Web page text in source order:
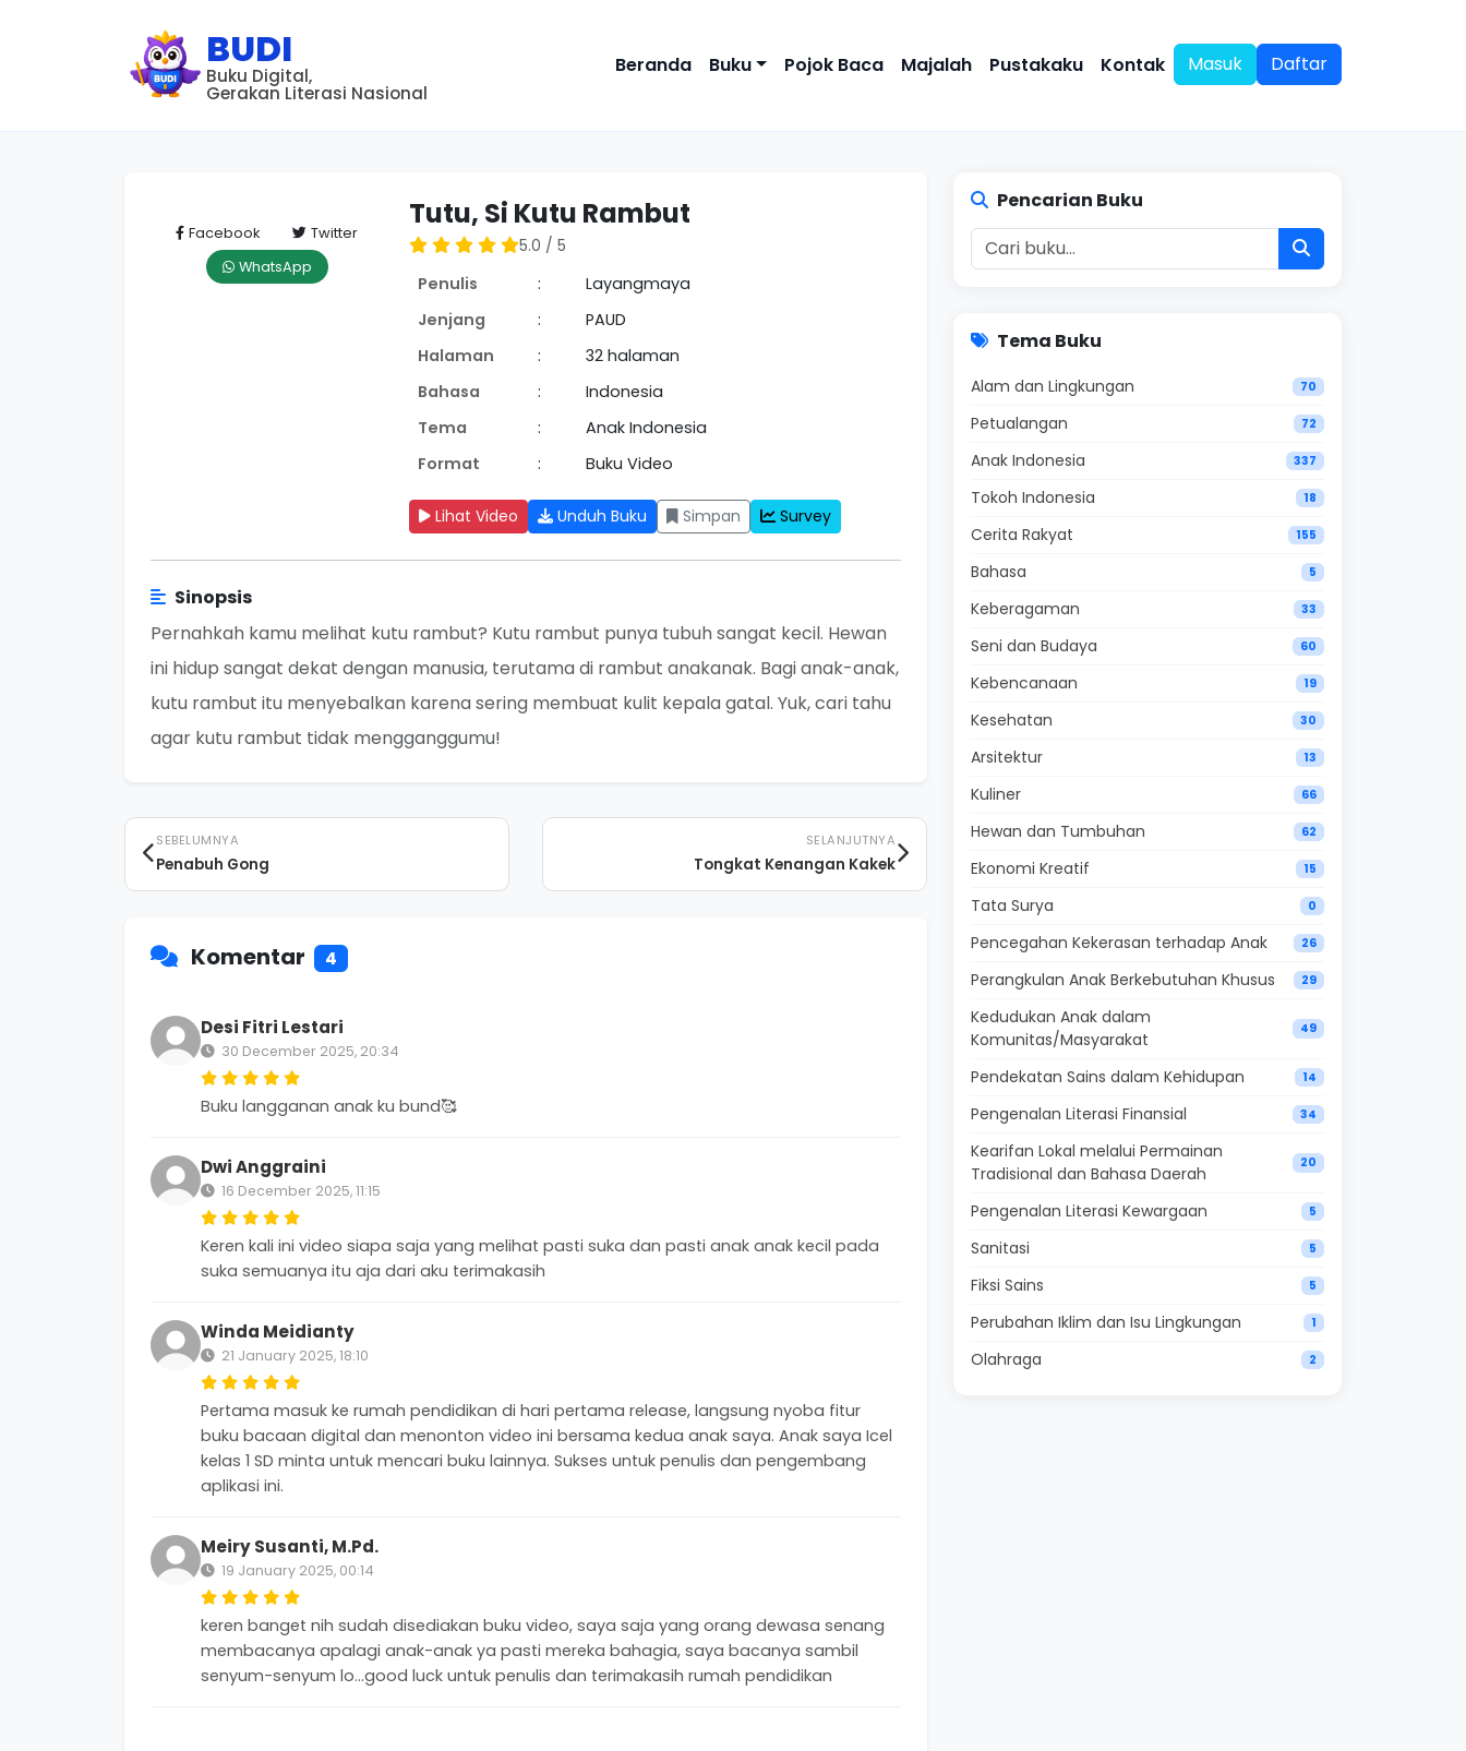
BUDI
Buku Digital,
Gerakan Literasi Nasional
Beranda Buku Pojok Baca Majalah Pustakaku Kontak Masuk Daftar
Anak Indonesia
Facebook
Twitter
WhatsApp
Tutu, Si Kutu Rambut
5.0 / 5
Penulis
:
Layangmaya
Jenjang
:
PAUD
Halaman
:
32 halaman
Bahasa
:
Indonesia
Tema
:
Anak Indonesia
Format
: Buku Video
Lihat Video Unduh Buku Simpan Survey
Sinopsis
Pernahkah kamu melihat kutu rambut? Kutu rambut punya tubuh sangat kecil. Hewan
ini hidup sangat dekat dengan manusia, terutama di rambut anakanak. Bagi anak-anak,
kutu rambut itu menyebalkan karena sering membuat kulit kepala gatal. Yuk, cari tahu
agar kutu rambut tidak mengganggumu!
SEBELUMNYA
Penabuh Gong
SELANJUTNYA
Tongkat Kenangan Kakek
Komentar 4
Desi Fitri Lestari
30 December 2025, 20:34
Buku langganan anak ku bund🥰
Dwi Anggraini
16 December 2025, 11:15
Keren kali ini video siapa saja yang melihat pasti suka dan pasti anak anak kecil pada
suka semuanya itu aja dari aku terimakasih
Winda Meidianty
21 January 2025, 18:10
Pertama masuk ke rumah pendidikan di hari pertama release, langsung nyoba fitur
buku bacaan digital dan menonton video ini bersama kedua anak saya. Anak saya Icel
kelas 1 SD minta untuk mencari buku lainnya. Sukses untuk penulis dan pengembang
aplikasi ini.
Meiry Susanti, M.Pd.
19 January 2025, 00:14
keren banget nih sudah disediakan buku video, saya saja yang orang dewasa senang
membacanya apalagi anak-anak ya pasti mereka bahagia, saya bacanya sambil
senyum-senyum lo...good luck untuk penulis dan terimakasih rumah pendidikan
Pencarian Buku
Tema Buku
Alam dan Lingkungan 70
Petualangan 72
Anak Indonesia 337
Tokoh Indonesia 18
Cerita Rakyat 155
Bahasa 5
Keberagaman 33
Seni dan Budaya 60
Kebencanaan 19
Kesehatan 30
Arsitektur 13
Kuliner 66
Hewan dan Tumbuhan 62
Ekonomi Kreatif 15
Tata Surya 0
Pencegahan Kekerasan terhadap Anak 26
Perangkulan Anak Berkebutuhan Khusus 29
Kedudukan Anak dalam
Komunitas/Masyarakat
49
Pendekatan Sains dalam Kehidupan 14
Pengenalan Literasi Finansial 34
Kearifan Lokal melalui Permainan
Tradisional dan Bahasa Daerah
20
Pengenalan Literasi Kewargaan 5
Sanitasi 5
Fiksi Sains 5
Perubahan Iklim dan Isu Lingkungan 1
Olahraga 2